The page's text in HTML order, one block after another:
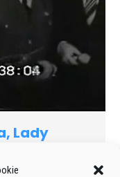
Lady